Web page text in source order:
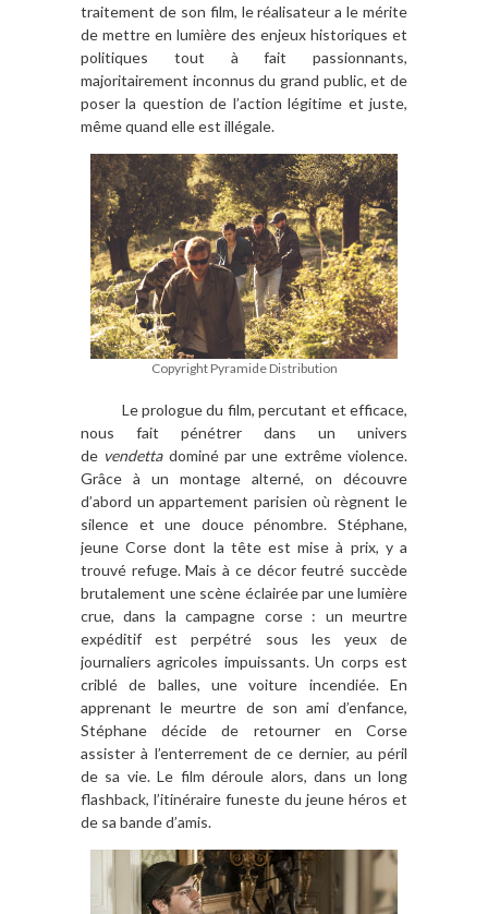
traitement de son film, le réalisateur a le mérite
de mettre en lumière des enjeux historiques et
politiques tout à fait passionnants,
majoritairement inconnus du grand public, et de
poser la question de l’action légitime et juste,
même quand elle est illégale.
Copyright Pyramide Distribution
Le prologue du film, percutant et efficace,
nous fait pénétrer dans un univers
de vendettadominé par une extrême violence.
Grâce à un montage alterné, on découvre
d’abord un appartement parisien où règnent le
silence et une douce pénombre. Stéphane,
jeune Corse dont la tête est mise à prix, y a
trouvé refuge. Mais à ce décor feutré succède
brutalement une scène éclairée par une lumière
crue, dans la campagne corse : un meurtre
expéditif est perpétré sous les yeux de
journaliers agricoles impuissants. Un corps est
criblé de balles, une voiture incendiée. En
apprenant le meurtre de son ami d’enfance,
Stéphane décide de retourner en Corse
assister à l’enterrement de ce dernier, au péril
de sa vie. Le film déroule alors, dans un long
flashback, l’itinéraire funeste du jeune héros et
de sa bande d’amis.